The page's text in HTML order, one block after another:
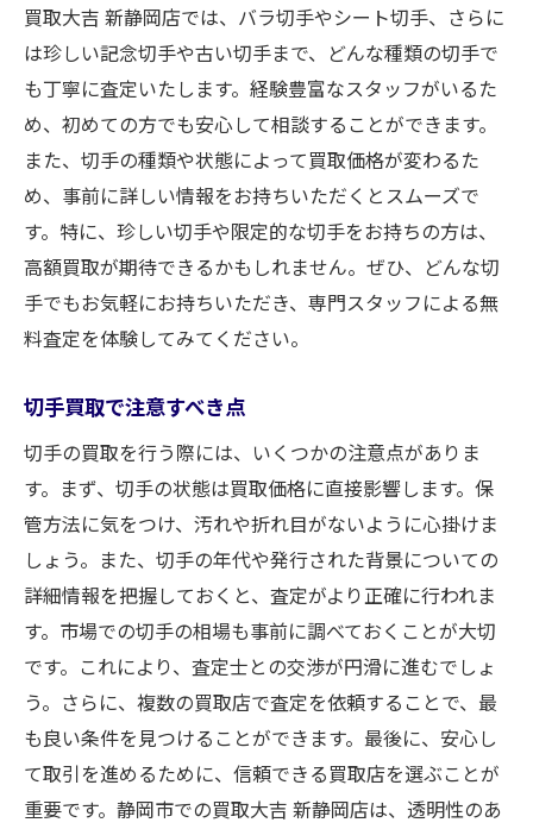
買取大吉 新静岡店では、バラ切手やシート切手、さらに
は珍しい記念切手や古い切手まで、どんな種類の切手で
も丁寧に査定いたします。経験豊富なスタッフがいるた
め、初めての方でも安心して相談することができます。
また、切手の種類や状態によって買取価格が変わるた
め、事前に詳しい情報をお持ちいただくとスムーズで
す。特に、珍しい切手や限定的な切手をお持ちの方は、
高額買取が期待できるかもしれません。ぜひ、どんな切
手でもお気軽にお持ちいただき、専門スタッフによる無
料査定を体験してみてください。
切手買取で注意すべき点
切手の買取を行う際には、いくつかの注意点がありま
す。まず、切手の状態は買取価格に直接影響します。保
管方法に気をつけ、汚れや折れ目がないように心掛けま
しょう。また、切手の年代や発行された背景についての
詳細情報を把握しておくと、査定がより正確に行われま
す。市場での切手の相場も事前に調べておくことが大切
です。これにより、査定士との交渉が円滑に進むでしょ
う。さらに、複数の買取店で査定を依頼することで、最
も良い条件を見つけることができます。最後に、安心し
て取引を進めるために、信頼できる買取店を選ぶことが
重要です。静岡市での買取大吉 新静岡店は、透明性のあ